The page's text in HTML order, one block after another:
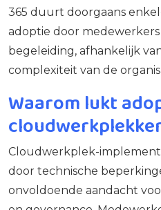
365 duurt doorgaans
adoptie door
begeleiding, afhankelijk
complexiteit van de
Waarom lukt
Cloudwerkplek-
door technische
onvoldoende aandacht